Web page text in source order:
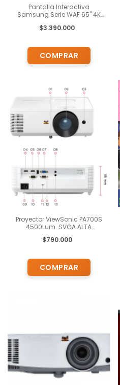
Pantalla Interactiva
Samsung Serie WAF 65" 4K
$3.390.000
Proyector ViewSonic PA700S
4500Lum. SVGA ALTA
$790.000